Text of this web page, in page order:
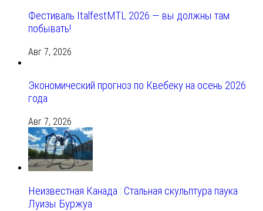
Фестиваль ItalfestMTL 2026 — вы должны там
побывать!
Авг 7, 2026
Экономический прогноз по Квебеку на осень 2026
года
Авг 7, 2026
Неизвестная Канада : Стальная скульптура паука
Луизы Буржуа